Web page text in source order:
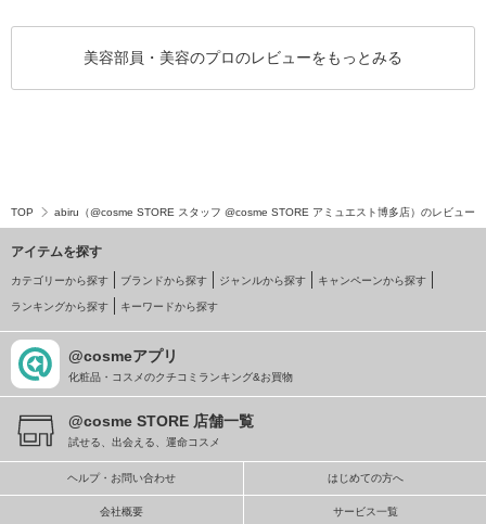
美容部員・美容のプロのレビューをもっとみる
TOP abiru（@cosme STORE スタッフ @cosme STORE アミュエスト博多店）のレビュー
アイテムを探す
カテゴリーから探す ブランドから探す ジャンルから探す キャンペーンから探す
ランキングから探す キーワードから探す
@cosmeアプリ
化粧品・コスメのクチコミランキング&お買物
@cosme STORE 店舗一覧
試せる、出会える、運命コスメ
ヘルプ・お問い合わせ はじめての方へ
会社概要 サービス一覧